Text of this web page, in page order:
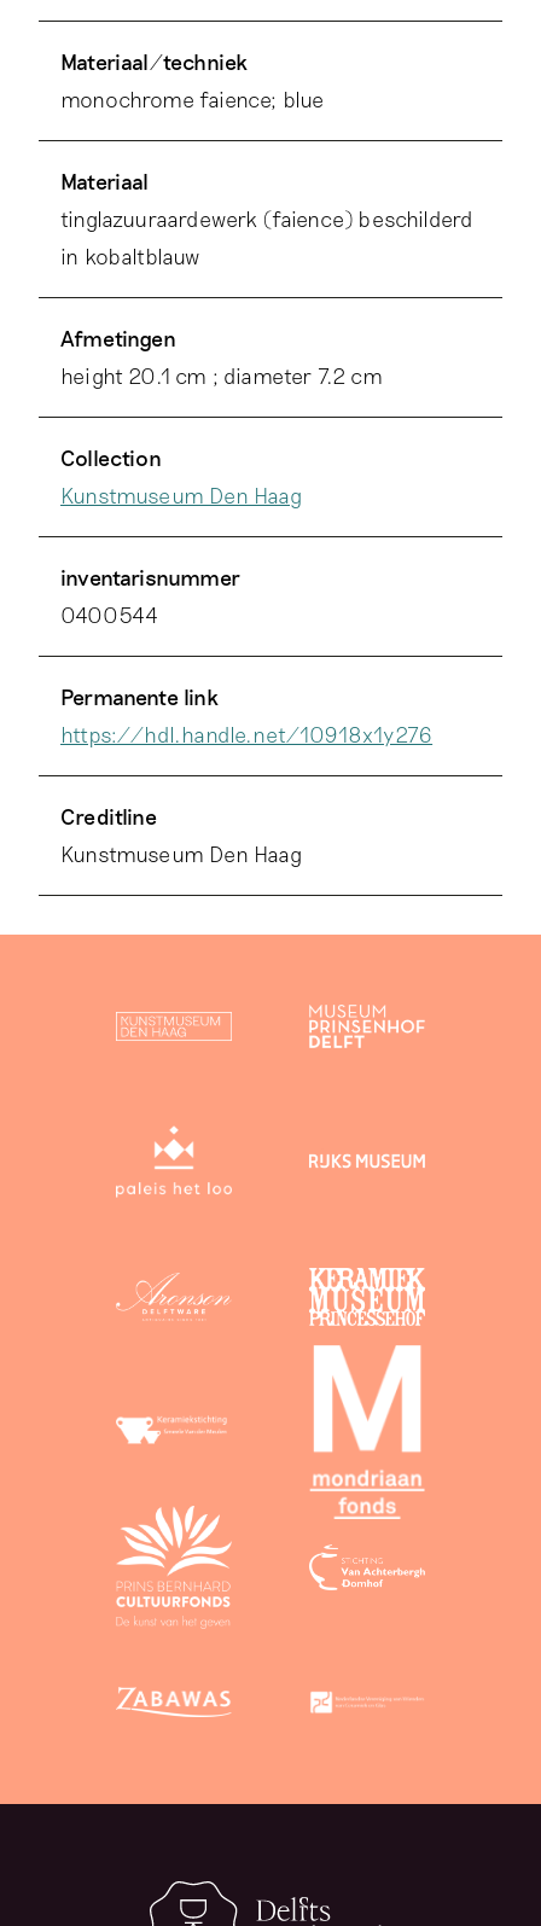
Materiaal/techniek
monochrome faience; blue
Materiaal
tinglazuuraardewerk (faience) beschilderd
in kobaltblauw
Afmetingen
height 20.1 cm ; diameter 7.2 cm
Collection
Kunstmuseum Den Haag
inventarisnummer
0400544
Permanente link
https://hdl.handle.net/10918x1y276
Creditline
Kunstmuseum Den Haag